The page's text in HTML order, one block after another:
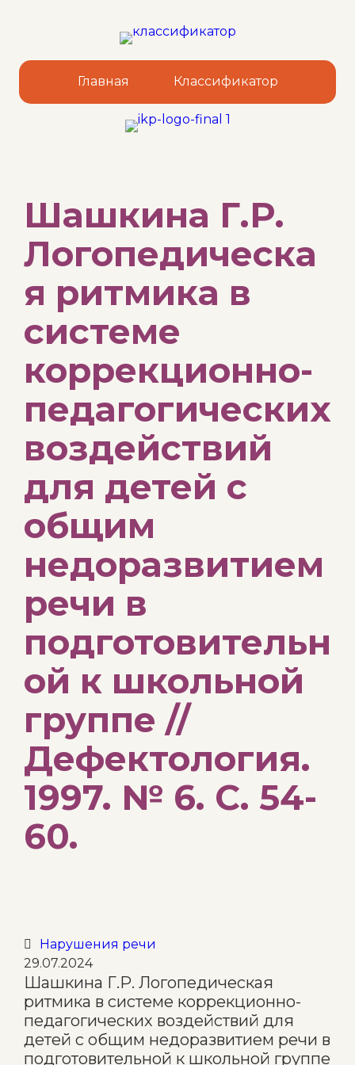
Главная Классификатор
Шашкина Г.Р.
Логопедическа
я ритмика в
системе
коррекционно-
педагогических
воздействий
для детей с
общим
недоразвитием
речи в
подготовительн
ой к школьной
группе //
Дефектология.
1997. № 6. С. 54-
60.
 Category
Нарушения речи
29.07.2024
Шашкина Г.Р. Логопедическая
ритмика в системе коррекционно-
педагогических воздействий для
детей с общим недоразвитием речи в
подготовительной к школьной группе